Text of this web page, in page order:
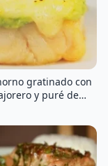
gratinado con
y puré de